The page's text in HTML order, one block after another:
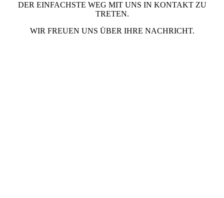
DER EINFACHSTE WEG MIT UNS IN KONTAKT ZU
TRETEN.
WIR FREUEN UNS ÜBER IHRE NACHRICHT.